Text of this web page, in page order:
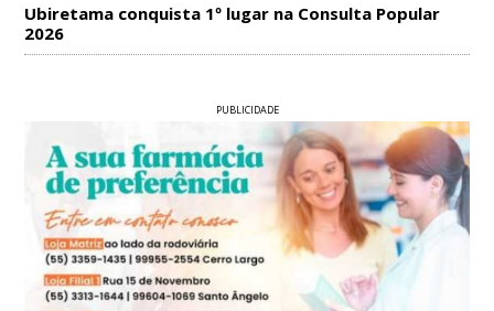
Ubiretama conquista 1º lugar na Consulta Popular
2026
PUBLICIDADE